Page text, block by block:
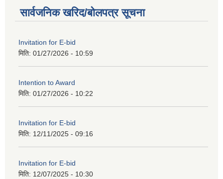
सार्वजनिक खरिद/बोलपत्र सूचना
Invitation for E-bid
मिति: 01/27/2026 - 10:59
Intention to Award
मिति: 01/27/2026 - 10:22
Invitation for E-bid
मिति: 12/11/2025 - 09:16
Invitation for E-bid
मिति: 12/07/2025 - 10:30